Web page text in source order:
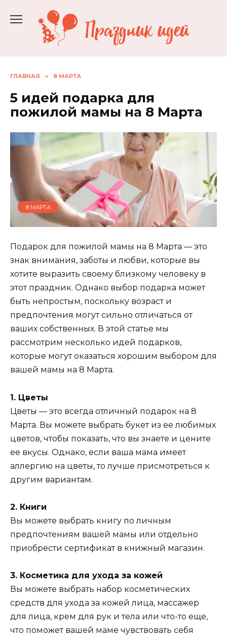
содержанию
ГЛАВНАЯ » 8 МАРТА
5 идей подарка для
пожилой мамы на 8 Марта
8 МАРТА
Подарок для пожилой мамы на 8 Марта — это
знак внимания, заботы и любви, которые вы
хотите выразить своему близкому человеку в
этот праздник. Однако выбор подарка может
быть непростым, поскольку возраст и
предпочтения могут сильно отличаться от
ваших собственных. В этой статье мы
рассмотрим несколько идей подарков,
которые могут оказаться хорошим выбором для
вашей мамы на 8 Марта.
1. Цветы
Цветы — это всегда отличный подарок на 8
Марта. Вы можете выбрать букет из ее любимых
цветов, чтобы показать, что вы знаете и цените
ее вкусы. Однако, если ваша мама имеет
аллергию на цветы, то лучше присмотреться к
другим вариантам.
2. Книги
Вы можете выбрать книгу по личным
предпочтениям вашей мамы или отдельно
приобрести сертификат в книжный магазин.
3. Косметика для ухода за кожей
Вы можете выбрать набор косметических
средств для ухода за кожей лица, массажер
для лица, крем для рук и тела или что-то еще,
что поможет вашей маме чувствовать себя